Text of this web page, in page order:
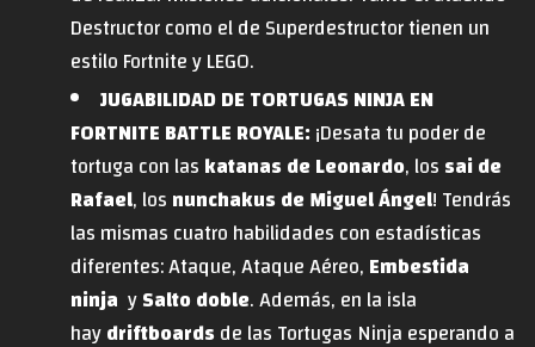
Destructor como el de Superdestructor tienen un
estilo Fortnite y LEGO.
JUGABILIDAD DE TORTUGAS NINJA EN
FORTNITE BATTLE ROYALE:¡Desata tu poder de
tortuga con laskatanas de Leonardo, lossai de
Rafael, losnunchakus de Miguel Ángel! Tendrás
las mismas cuatro habilidades con estadísticas
diferentes: Ataque, Ataque Aéreo,Embestida
ninja ySalto doble. Además, en la isla
haydriftboardsde las Tortugas Ninja esperando a